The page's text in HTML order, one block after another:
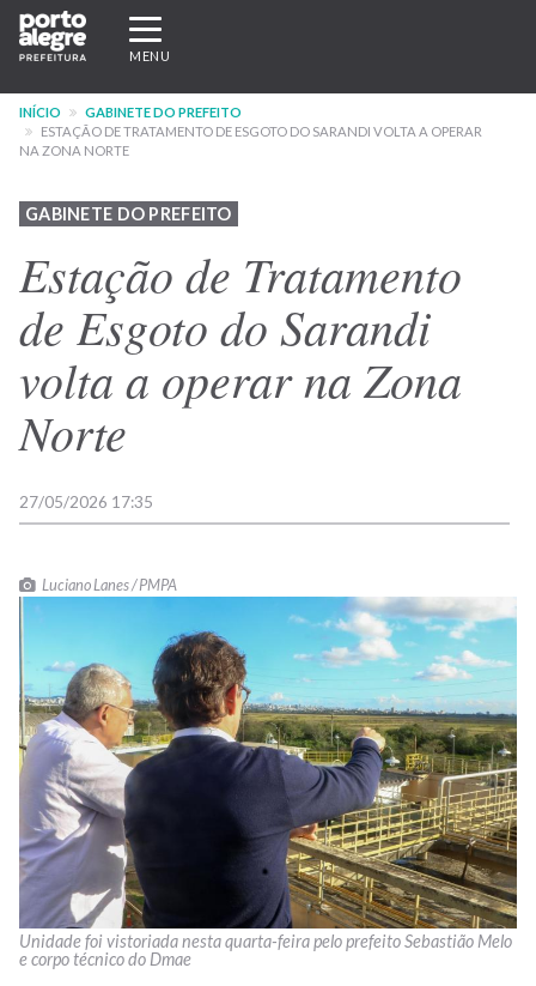
Pular
para
conteúdo
principal
Expandir/recolher
navegação
MENU
INÍCIO
GABINETE DO PREFEITO
ESTAÇÃO DE TRATAMENTO DE ESGOTO DO SARANDI VOLTA A OPERAR
NA ZONA NORTE
GABINETE DO PREFEITO
Estação de Tratamento
de Esgoto do Sarandi
volta a operar na Zona
Norte
27/05/2026 17:35
Luciano Lanes / PMPA
Unidade foi vistoriada nesta quarta-feira pelo prefeito Sebastião Melo
e corpo técnico do Dmae